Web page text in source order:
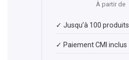
À partir de
✓ Jusqu’à 100 produits
✓ Paiement CMI inclus